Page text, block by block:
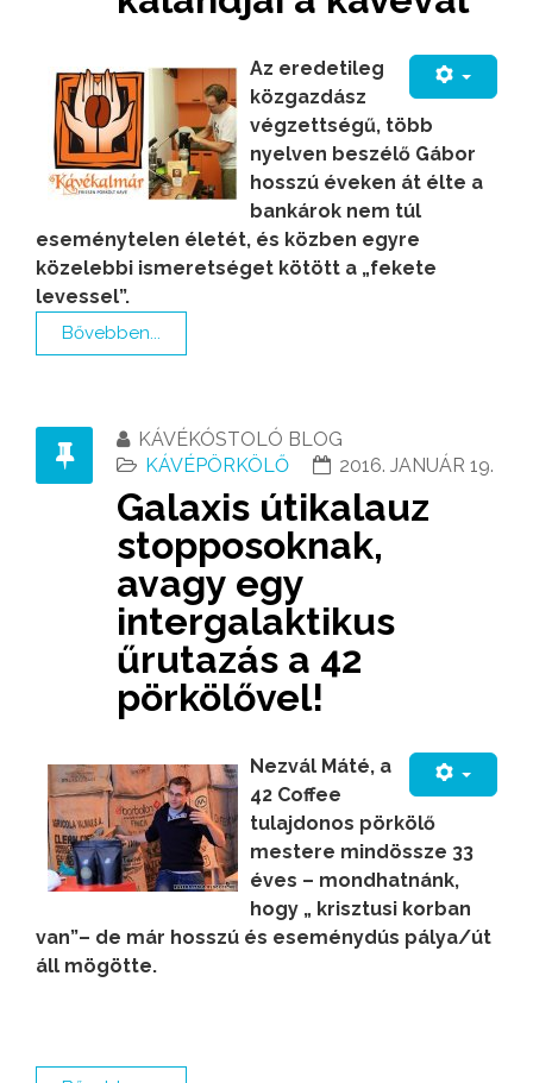
Az eredetileg
közgazdász
végzettségű, több
nyelven beszélő Gábor
hosszú éveken át élte a
bankárok nem túl
eseménytelen életét, és közben egyre
közelebbi ismeretséget kötött a „fekete
levessel”.
Bővebben...
KÁVÉKÓSTOLÓ BLOG
KÁVÉPÖRKÖLŐ
2016. JANUÁR 19.
Galaxis útikalauz
stopposoknak,
avagy egy
intergalaktikus
űrutazás a 42
pörkölővel!
Nezvál Máté, a
42 Coffee
tulajdonos pörkölő
mestere mindössze 33
éves – mondhatnánk,
hogy „ krisztusi korban
van”– de már hosszú és eseménydús pálya/út
áll mögötte.